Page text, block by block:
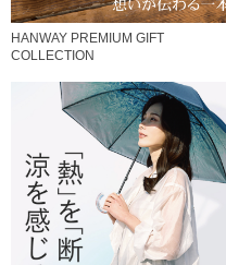
HANWAY PREMIUM GIFT
COLLECTION